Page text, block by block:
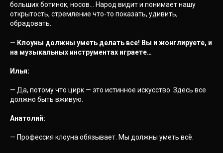
больших ботинок, носов… Народ видит и понимает нашу
открытость, стремление что-то показать, удивить,
обрадовать.
— Клоуны должны уметь делать все! Вы и жонглируете, и
на музыкальных инструментах играете…
Илья:
— Да, потому что цирк — это истинное искусство. Здесь все
должно быть вживую.
Анатолий:
— Профессия клоуна обязывает. Мы должны уметь всё.